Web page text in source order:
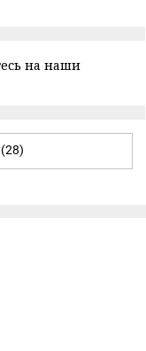
на наши
(28)